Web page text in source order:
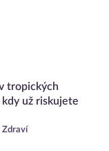
tropických
už riskujete
Zdraví